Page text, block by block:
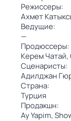
Режиссеры:
Ахмет
Ведущие:
—
Продюссеры:
Керем Чатай,
Сценаристы:
Адилджан
Страна:
Турция
Продакшн:
Ay Yapim,